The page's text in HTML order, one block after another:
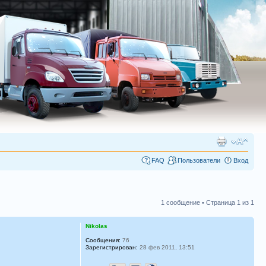
FAQ Пользователи Вход
1 сообщение • Страница 1 из 1
Nikolas
Сообщения: 76
Зарегистрирован: 28 фев 2011, 13:51